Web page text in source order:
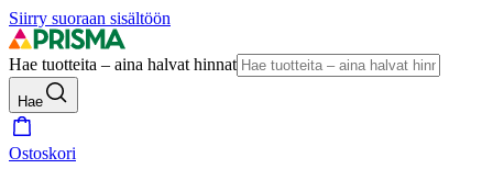
Siirry suoraan sisältöön
Hae tuotteita – aina halvat hinnat
Hae
Ostoskori